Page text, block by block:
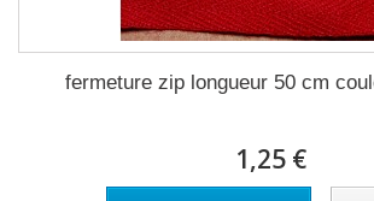
fermeture zip longueur 50 cm
1,25 €